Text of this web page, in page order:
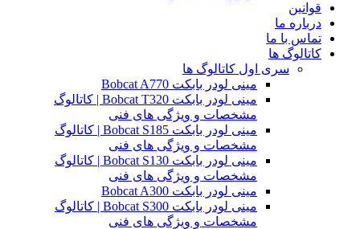
قوانین
درباره ما
تماس با ما
کاتالوگ ها
سری اول کاتالوگ ها
مینی لودر بابکت Bobcat A770
مینی لودر بابکت Bobcat T320 | کاتالوگ
مشخصات و ویژگی های فنی
مینی لودر بابکت Bobcat S185 | کاتالوگ
مشخصات و ویژگی های فنی
مینی لودر بابکت Bobcat S130 | کاتالوگ
مشخصات و ویژگی های فنی
مینی لودر بابکت Bobcat A300
مینی لودر بابکت Bobcat S300 | کاتالوگ
مشخصات و ویژگی های فنی